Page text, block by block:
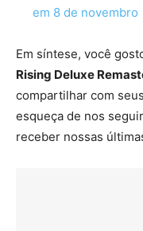
em 8 de novembro
Em síntese, você
Rising Deluxe
compartilhar com
esqueça de nos
receber nossas